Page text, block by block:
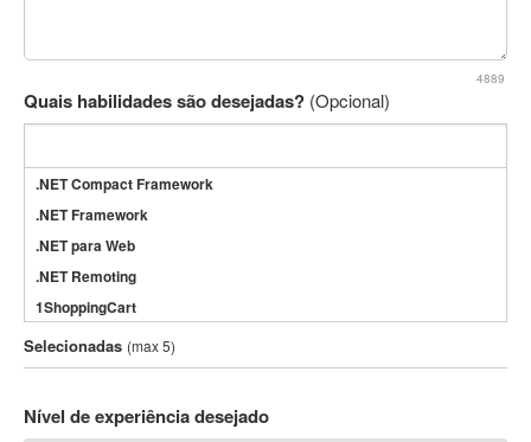
4889
Quais habilidades são desejadas? (Opcional)
.NET Compact Framework
.NET Framework
.NET para Web
.NET Remoting
1ShoppingCart
3DS Max
3GSM
802.11
Selecionadas (max 5)
Nível de experiência desejado